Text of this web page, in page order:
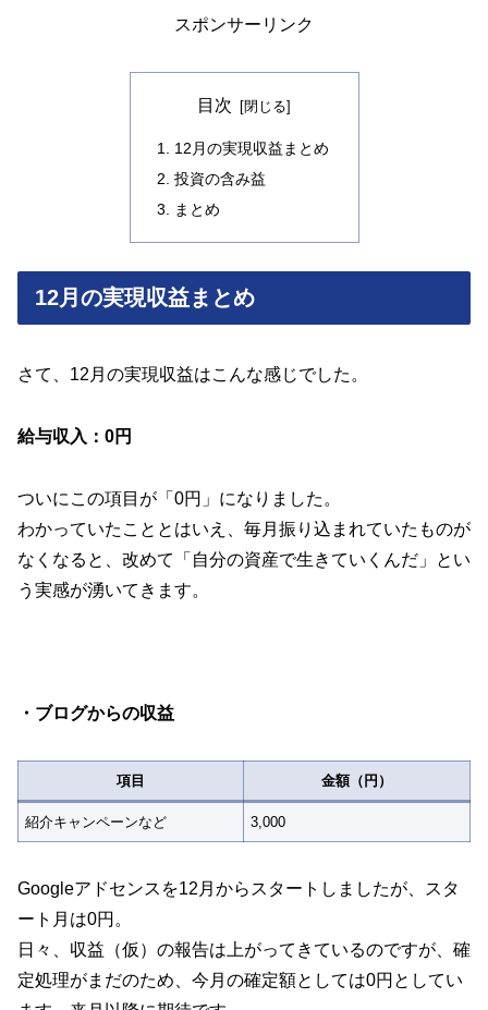
スポンサーリンク
目次
12月の実現収益まとめ
投資の含み益
まとめ
12月の実現収益まとめ
さて、12月の実現収益はこんな感じでした。
給与収入：0円
ついにこの項目が「0円」になりました。
わかっていたこととはいえ、毎月振り込まれていたものが
なくなると、改めて「自分の資産で生きていくんだ」とい
う実感が湧いてきます。
・ブログからの収益
項目 金額（円）
紹介キャンペーンなど 3,000
Googleアドセンスを12月からスタートしましたが、スタ
ート月は0円。
日々、収益（仮）の報告は上がってきているのですが、確
定処理がまだのため、今月の確定額としては0円としてい